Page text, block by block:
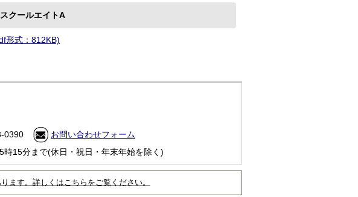
クールエイトA
形式：812KB)
0390
お問い合わせフォーム
15分まで(休日・祝日・年末年始を除く)
ます。詳しくはこちらをご覧ください。